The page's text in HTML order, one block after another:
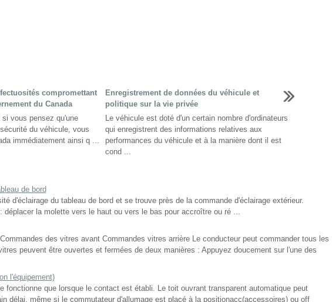
compromettant
du Canada
vous pensez qu'une
du véhicule, vous
immédiatement ainsi q ...
Enregistrement de données du véhicule et
politique sur la vie privée
Le véhicule est doté d'un certain nombre d'ordinateurs
qui enregistrent des informations relatives aux
performances du véhicule et à la manière dont il est
cond ...
de bord
d'éclairage du tableau de bord et se trouve près de la commande d'éclairage extérieur.
déplacer la molette vers le haut ou vers le bas pour accroître ou ré ...
des vitres avant Commandes vitres arrière Le conducteur peut commander tous les
peuvent être ouvertes et fermées de deux manières : Appuyez doucement sur l'une des
l'équipement)
fonctionne que lorsque le contact est établi. Le toit ouvrant transparent automatique peut
délai, même si le commutateur d'allumage est placé à la positionacc(accessoires) ou off